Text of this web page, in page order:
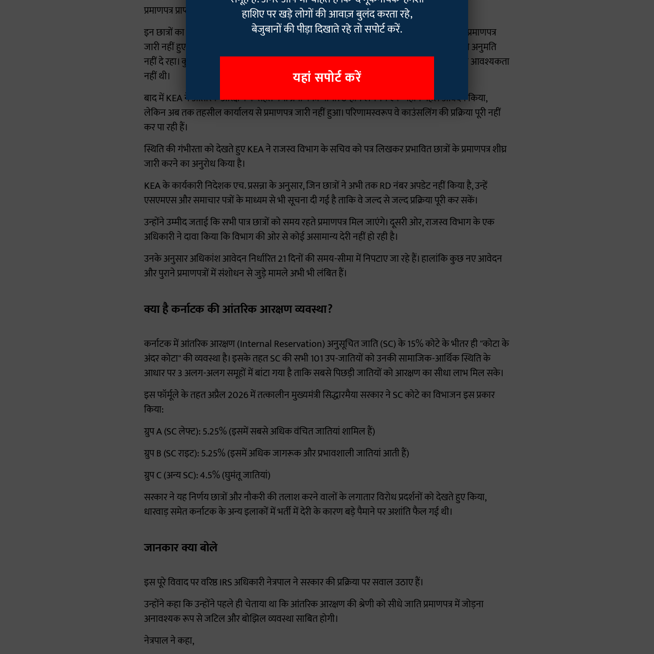
प्रमाणपत्र प्राप्त नहीं कर पाए हैं।
इन छात्रों का कहना है कि उन्होंने कई सप्ताह पहले आवेदन कर दिया था, लेकिन तहसील कार्यालयों से प्रमाणपत्र
जारी नहीं हुए हैं। इसके कारण KEA (कर्नाटक एग्जामिनेशन अथोरिटी) पोर्टल उन्हें ऑप्शन एंट्री करने की अनुमति
नहीं दे रहा। कुछ स्टूडेंट्स ने 'द हिन्दू' को बताया रिपोर्ट कि जब आवेदन किए गए थे तब नए प्रमाणपत्र की आवश्यकता
नहीं थी।
बाद में KEA ने आंतरिक आरक्षण के तहत नया प्रमाणपत्र मांगा। उन्होंने लगभग एक महीने पहले आवेदन किया,
लेकिन अब तक तहसील कार्यालय से प्रमाणपत्र जारी नहीं हुआ। परिणामस्वरूप वे काउंसलिंग की प्रक्रिया पूरी नहीं
कर पा रही हैं।
स्थिति की गंभीरता को देखते हुए KEA ने राजस्व विभाग के सचिव को पत्र लिखकर प्रभावित छात्रों के प्रमाणपत्र शीघ्र
जारी करने का अनुरोध किया है।
KEA के कार्यकारी निदेशक एच. प्रसन्ना के अनुसार, जिन छात्रों ने अभी तक RD नंबर अपडेट नहीं किया है, उन्हें
एसएमएस और समाचार पत्रों के माध्यम से भी सूचना दी गई है ताकि वे जल्द से जल्द प्रक्रिया पूरी कर सकें।
उन्होंने उम्मीद जताई कि सभी पात्र छात्रों को समय रहते प्रमाणपत्र मिल जाएंगे। दूसरी ओर, राजस्व विभाग के एक
अधिकारी ने दावा किया कि विभाग की ओर से कोई असामान्य देरी नहीं हो रही है।
उनके अनुसार अधिकांश आवेदन निर्धारित 21 दिनों की समय-सीमा में निपटाए जा रहे हैं। हालांकि कुछ नए आवेदन
और पुराने प्रमाणपत्रों में संशोधन से जुड़े मामले अभी भी लंबित हैं।
क्या है कर्नाटक की आंतरिक आरक्षण व्यवस्था?
कर्नाटक में आंतरिक आरक्षण (Internal Reservation) अनुसूचित जाति (SC) के 15% कोटे के भीतर ही "कोटा के
अंदर कोटा" की व्यवस्था है। इसके तहत SC की सभी 101 उप-जातियों को उनकी सामाजिक-आर्थिक स्थिति के
आधार पर 3 अलग-अलग समूहों में बांटा गया है ताकि सबसे पिछड़ी जातियों को आरक्षण का सीधा लाभ मिल सके।
इस फॉर्मूले के तहत अप्रैल 2026 में तत्कालीन मुख्यमंत्री सिद्धारमैया सरकार ने SC कोटे का विभाजन इस प्रकार
किया:
ग्रुप A (SC लेफ्ट): 5.25% (इसमें सबसे अधिक वंचित जातियां शामिल हैं)
ग्रुप B (SC राइट): 5.25% (इसमें अधिक जागरूक और प्रभावशाली जातियां आती हैं)
ग्रुप C (अन्य SC): 4.5% (घुमंतू जातियां)
सरकार ने यह निर्णय छात्रों और नौकरी की तलाश करने वालों के लगातार विरोध प्रदर्शनों को देखते हुए किया,
धारवाड़ समेत कर्नाटक के अन्य इलाकों में भर्ती में देरी के कारण बड़े पैमाने पर अशांति फैल गई थी।
जानकार क्या बोले
इस पूरे विवाद पर वरिष्ठ IRS अधिकारी नेत्रपाल ने सरकार की प्रक्रिया पर सवाल उठाए हैं।
उन्होंने कहा कि उन्होंने पहले ही चेताया था कि आंतरिक आरक्षण की श्रेणी को सीधे जाति प्रमाणपत्र में जोड़ना
अनावश्यक रूप से जटिल और बोझिल व्यवस्था साबित होगी।
नेत्रपाल ने कहा,
हाशिए पर खड़े लोगों की आवाज़ बुलंद करता रहे,
बेजुबानों की पीड़ा दिखाते रहे तो सपोर्ट करें.
यहां सपोर्ट करें